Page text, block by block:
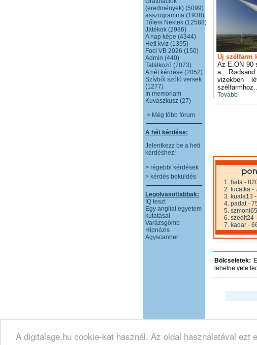
A digitalage.hu cookie-kat használ. Az oldal használatával ezt
(eredmények) (5099)
asszogramma (1938)
Tőlem Nektek (12588)
Játékok (2986)
A nap képe (4344)
Heti kvíz (1395)
Foci VB 2026 (150)
Admin (440)
Találkozó (7073)
A hét kérdése (2052)
Szívből szóló versek
(1277)
In memoriam
Kuvaszkusz (27)
> Még több fórum
A hét kérdése:
Jelentkezz be a heti
kérdéshez!
> régebbi kérdések
> kérdés beküldés
Legolvasottabbak:
IQ teszt
Egy angliai egyetem
kutatásai
Varázsgömb
Hipnózis
Agyscanner
Új szélfarm
Az E.ON 90
a
vizekben
Tovább
1. hata -
2. tucatka -
3. kuala13
4. padat-
5. szmoni65
6. szedit24
7. kadar -
Bölcseletek:
lehetne vele